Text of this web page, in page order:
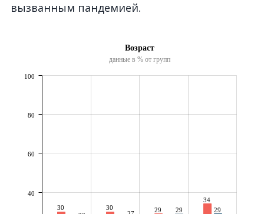
вызванным пандемией.